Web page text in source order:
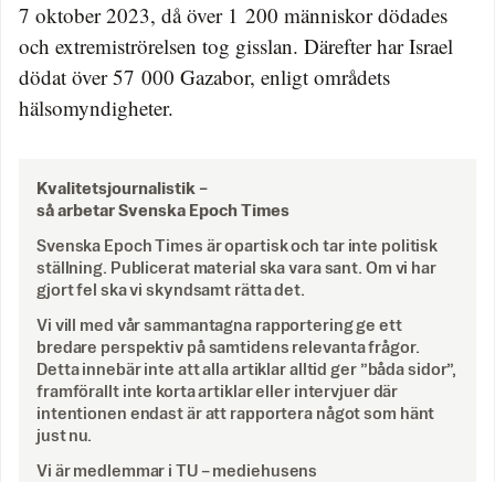
7 oktober 2023, då över 1 200 människor dödades
och extremiströrelsen tog gisslan. Därefter har Israel
dödat över 57 000 Gazabor, enligt områdets
hälsomyndigheter.
Kvalitetsjournalistik –
så arbetar Svenska Epoch Times
Svenska Epoch Times är opartisk och tar inte politisk
ställning. Publicerat material ska vara sant. Om vi har
gjort fel ska vi skyndsamt rätta det.
Vi vill med vår sammantagna rapportering ge ett
bredare perspektiv på samtidens relevanta frågor.
Detta innebär inte att alla artiklar alltid ger ”båda sidor”,
framförallt inte korta artiklar eller intervjuer där
intentionen endast är att rapportera något som hänt
just nu.
Vi är medlemmar i TU – mediehusens